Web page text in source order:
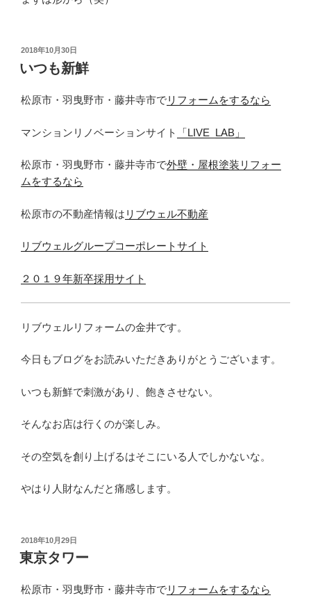
投
稿
日:
2018年10月30日
いつも新鮮
松原市・羽曳野市・藤井寺市でリフォームをするなら
マンションリノベーションサイト 「LIVE_LAB」
松原市・羽曳野市・藤井寺市で外壁・屋根塗装リフォー
ムをするなら
松原市の不動産情報は リブウェル不動産
リブウェルグループコーポレートサイト
２０１９年新卒採用サイト
リブウェルリフォームの金井です。
今日もブログをお読みいただきありがとうございます。
いつも新鮮で刺激があり、飽きさせない。
そんなお店は行くのが楽しみ。
その空気を創り上げるはそこにいる人でしかないな。
やはり人財なんだと痛感します。
投
稿
日:
2018年10月29日
東京タワー
松原市・羽曳野市・藤井寺市でリフォームをするなら